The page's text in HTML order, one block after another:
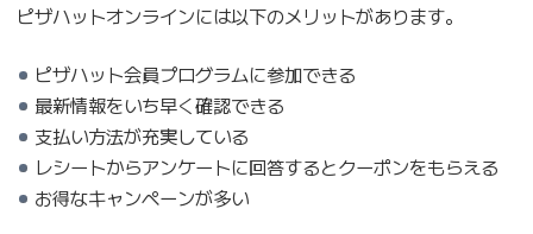
ピザハットオンラインには以下のメリットがあります。
ピザハット会員プログラムに参加できる
最新情報をいち早く確認できる
支払い方法が充実している
レシートからアンケートに回答するとクーポンをもらえる
お得なキャンペーンが多い